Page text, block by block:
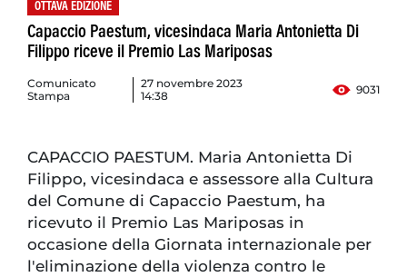
OTTAVA EDIZIONE
Capaccio Paestum, vicesindaca Maria Antonietta Di
Filippo riceve il Premio Las Mariposas
Comunicato
Stampa
27 novembre 2023
14:38
9031
CAPACCIO PAESTUM. Maria Antonietta Di
Filippo, vicesindaca e assessore alla Cultura
del Comune di Capaccio Paestum, ha
ricevuto il Premio Las Mariposas in
occasione della Giornata internazionale per
l'eliminazione della violenza contro le